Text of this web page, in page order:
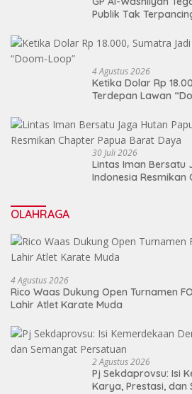
Publik Tak
4 Agustus 2026
Ketika Dolar Rp
Terdepan Lawan
30 Juli 2026
Lintas Iman Bersatu
Indonesia
OLAHRAGA
4 Agustus 2026
Rico Waas Dukung Open Turnamen
Lahir Atlet Karate Muda
2 Agustus 2026
Pj Sekdaprovsu: Isi
Karya, Prestasi, dan